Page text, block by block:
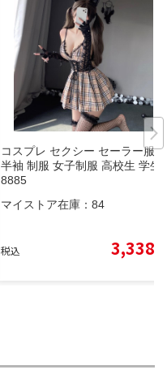
コスプレ セクシー セーラー服
半袖 制服 女子制服 高校生 学生
8885
マイストア在庫： 84
税込 3,338